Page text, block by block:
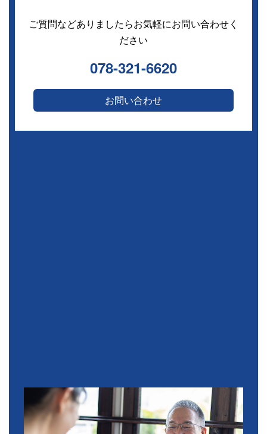
ご質問などありましたらお気軽にお問い合わせく
ださい
078-321-6620
お問い合わせ